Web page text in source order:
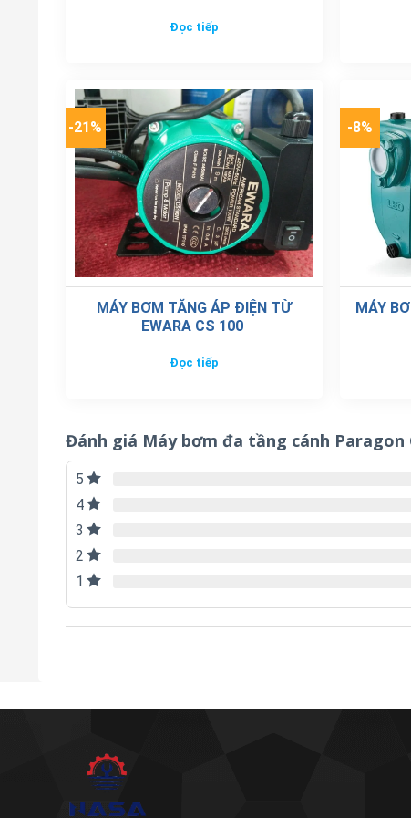
Đọc tiếp
-21%
MÁY BƠM TĂNG ÁP ĐIỆN TỪ
EWARA CS 100
Đọc tiếp
-8%
MÁY
Đánh giá Máy bơm đa tầng cánh Paragon
5
4
3
2
1